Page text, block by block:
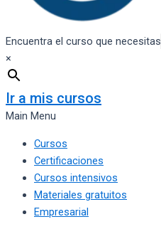
Encuentra el curso que necesitas
×
Ir a mis cursos
Main Menu
Cursos
Certificaciones
Cursos intensivos
Materiales gratuitos
Empresarial